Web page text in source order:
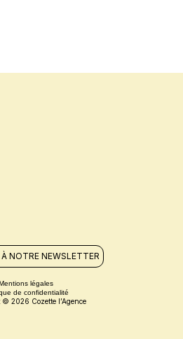
NOTRE NEWSLETTER
légales
de confidentialité
2026 Cozette l’Agence